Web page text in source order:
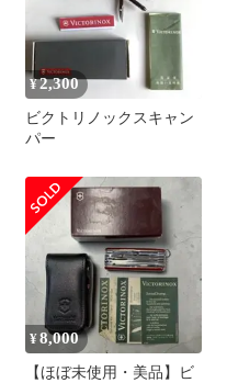
¥2,300
ビクトリノックスキャン
パー
¥8,000
【ほぼ未使用・美品】ビ